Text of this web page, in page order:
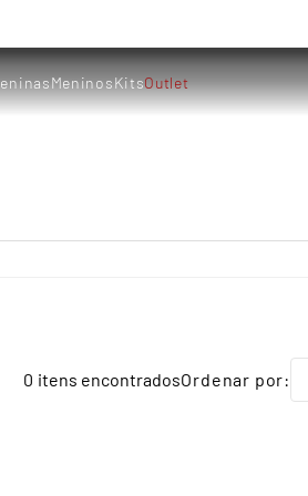
MeninosKitsOutlet
0